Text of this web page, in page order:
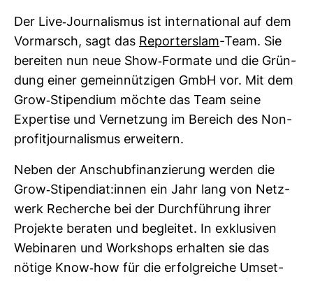
Der Live-​Jour­na­lismus ist inter­na­tional auf dem
Vor­marsch, sagt das Repor­terslam-Team. Sie
bereiten nun neue Show-​For­mate und die Grün­
dung einer gemein­nüt­zigen GmbH vor. Mit dem
Grow-​Sti­pen­dium möchte das Team seine
Exper­tise und Ver­net­zung im Bereich des Non­
pro­fit­jour­na­lismus erwei­tern.
Neben der Anschub­fi­nan­zie­rung werden die
Grow-​Sti­pen­diat:innen ein Jahr lang von Netz­
werk Recherche bei der Durch­füh­rung ihrer
Pro­jekte beraten und begleitet. In exklu­siven
Webi­naren und Work­shops erhalten sie das
nötige Know-​how für die erfolg­reiche Umset­